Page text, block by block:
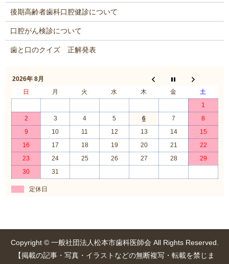
後期高齢者歯科口腔健診について
口腔がん検診について
歯と口のクイズ 正解発表
2026年 8月
日
月 火 水 木 金
土
1
2
3 4 5 6 7
8
9
10 11 12 13 14
15
16
17 18 19 20 21
22
23
24 25 26 27 28
29
30
31
定休日
Copyright © 一般社団法人松本市歯科医師会 All Rights Reserved.
【掲載の記事・写真・イラストなどの無断複写・転載を禁じま